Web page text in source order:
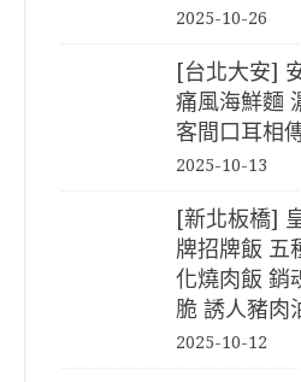
2025-10-26
[台北大安]
痛風海鮮麵
客間口耳相
2025-10-13
[新北板橋]
牌招牌飯 五
化燒肉飯 銷
脆 誘人豬肉
2025-10-12